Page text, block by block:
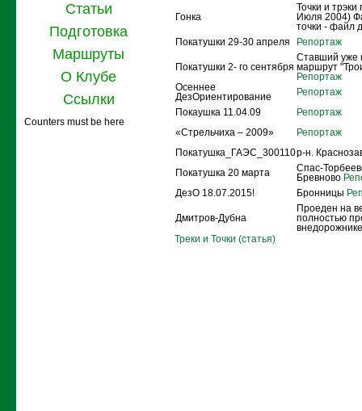
Статьи
Подготовка
Маршруты
О Клубе
Ссылки
Counters must be here
Гонка
Точки и трэки
Июля 2004)
точки - файл
Покатушки 29-30 апреля
Репортаж
Покатушки 2- го сентября
Ставший уже
маршрут
Репортаж
Осеннее
ДезОриентирование
Репортаж
Покаушка 11.04.09
Репортаж
«Стрельчиха – 2009»
Репортаж
Покатушка_ГАЭС_300110р-н.
Покатушка 20 марта
Спас-
Бревново
ДезО 18.07.2015!
Бронницы
Дмитров-Дубна
Проеден на
полностью
Треки и Точки (статья)